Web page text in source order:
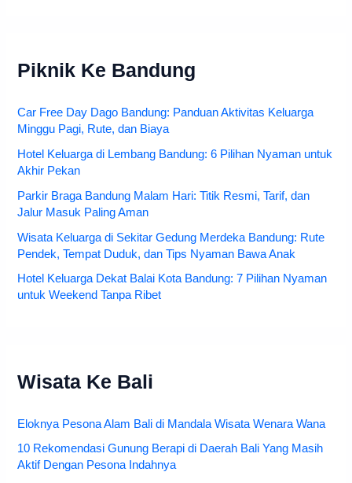
Piknik Ke Bandung
Car Free Day Dago Bandung: Panduan Aktivitas Keluarga
Minggu Pagi, Rute, dan Biaya
Hotel Keluarga di Lembang Bandung: 6 Pilihan Nyaman untuk
Akhir Pekan
Parkir Braga Bandung Malam Hari: Titik Resmi, Tarif, dan
Jalur Masuk Paling Aman
Wisata Keluarga di Sekitar Gedung Merdeka Bandung: Rute
Pendek, Tempat Duduk, dan Tips Nyaman Bawa Anak
Hotel Keluarga Dekat Balai Kota Bandung: 7 Pilihan Nyaman
untuk Weekend Tanpa Ribet
Wisata Ke Bali
Eloknya Pesona Alam Bali di Mandala Wisata Wenara Wana
10 Rekomendasi Gunung Berapi di Daerah Bali Yang Masih
Aktif Dengan Pesona Indahnya